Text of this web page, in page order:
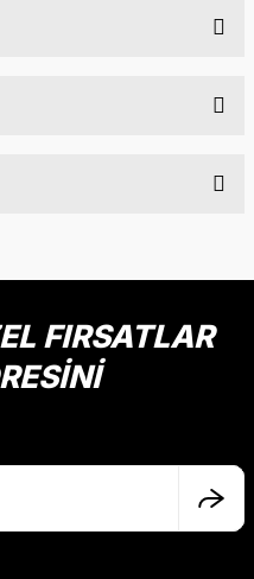
bulunuyor.
olmalı.
FIRSATLAR